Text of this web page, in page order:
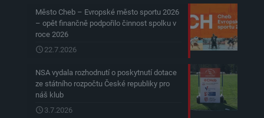
Město Cheb – Evropské město sportu 2026
– opět finančně podpořilo činnost spolku v
roce 2026
22.7.2026
NSA vydala rozhodnutí o poskytnutí dotace
ze státního rozpočtu České republiky pro
náš klub
3.7.2026